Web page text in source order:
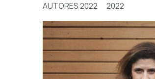
AUTORES 2022 2022